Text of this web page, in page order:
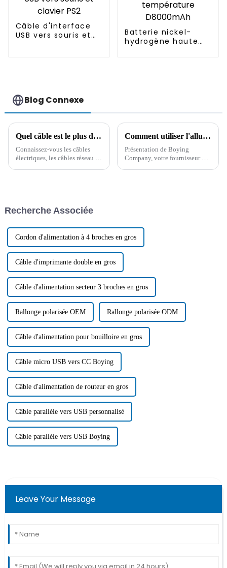
Câble d'interface
USB vers souris et
Batterie nickel-
hydrogène haute
Blog Connexe
Quel câble est le plus durable ? Il est important de connaître à l'avance les connaissances d'un professionnel !
Connaissez-vous les câbles
électriques, les câbles réseau et
professionnels…
Comment utiliser l'allume-cigare de la voiture ?
Présentation de Boying
Company, votre fournisseur de
Recherche Associée
Cordon d'alimentation à 4 broches en gros
Câble d'imprimante double en gros
Câble d'alimentation secteur 3 broches en gros
Rallonge polarisée OEM Rallonge polarisée ODM
Câble d'alimentation pour bouilloire en gros
Câble micro USB vers CC Boying
Câble d'alimentation de routeur en gros
Câble parallèle vers USB personnalisé
Câble parallèle vers USB Boying
Leave Your Message